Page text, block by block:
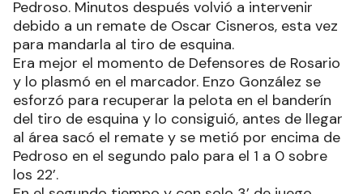
Pedroso. Minutos después volvió a intervenir
debido a un remate de Oscar Cisneros, esta vez
para mandarla al tiro de esquina.
Era mejor el momento de Defensores de Rosario
y lo plasmó en el marcador. Enzo González se
esforzó para recuperar la pelota en el banderín
del tiro de esquina y lo consiguió, antes de llegar
al área sacó el remate y se metió por encima de
Pedroso en el segundo palo para el 1 a 0 sobre
los 22’.